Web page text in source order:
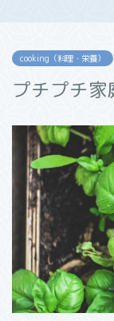
cooking（料理・栄養）
プチプチ家